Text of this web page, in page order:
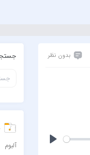
بدون نظر
آلبوم